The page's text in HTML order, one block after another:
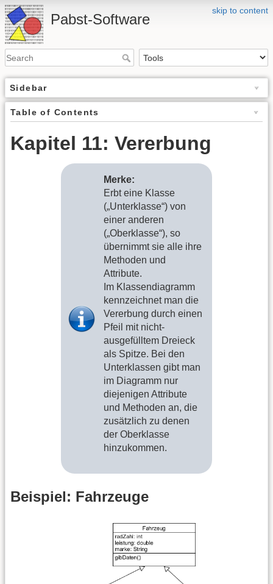
skip to content
Pabst-Software
Sidebar
Table of Contents
Kapitel 11: Vererbung
Merke:
Erbt eine Klasse
(„Unterklasse“) von
einer anderen
(„Oberklasse“), so
übernimmt sie alle ihre
Methoden und
Attribute.
Im Klassendiagramm
kennzeichnet man die
Vererbung durch einen
Pfeil mit nicht-
ausgefülltem Dreieck
als Spitze. Bei den
Unterklassen gibt man
im Diagramm nur
diejenigen Attribute
und Methoden an, die
zusätzlich zu denen
der Oberklasse
hinzukommen.
Beispiel: Fahrzeuge